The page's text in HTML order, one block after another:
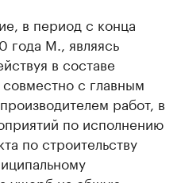
в период с конца
года М., являясь
в составе
с главным
работ, в
по исполнению
по строительству